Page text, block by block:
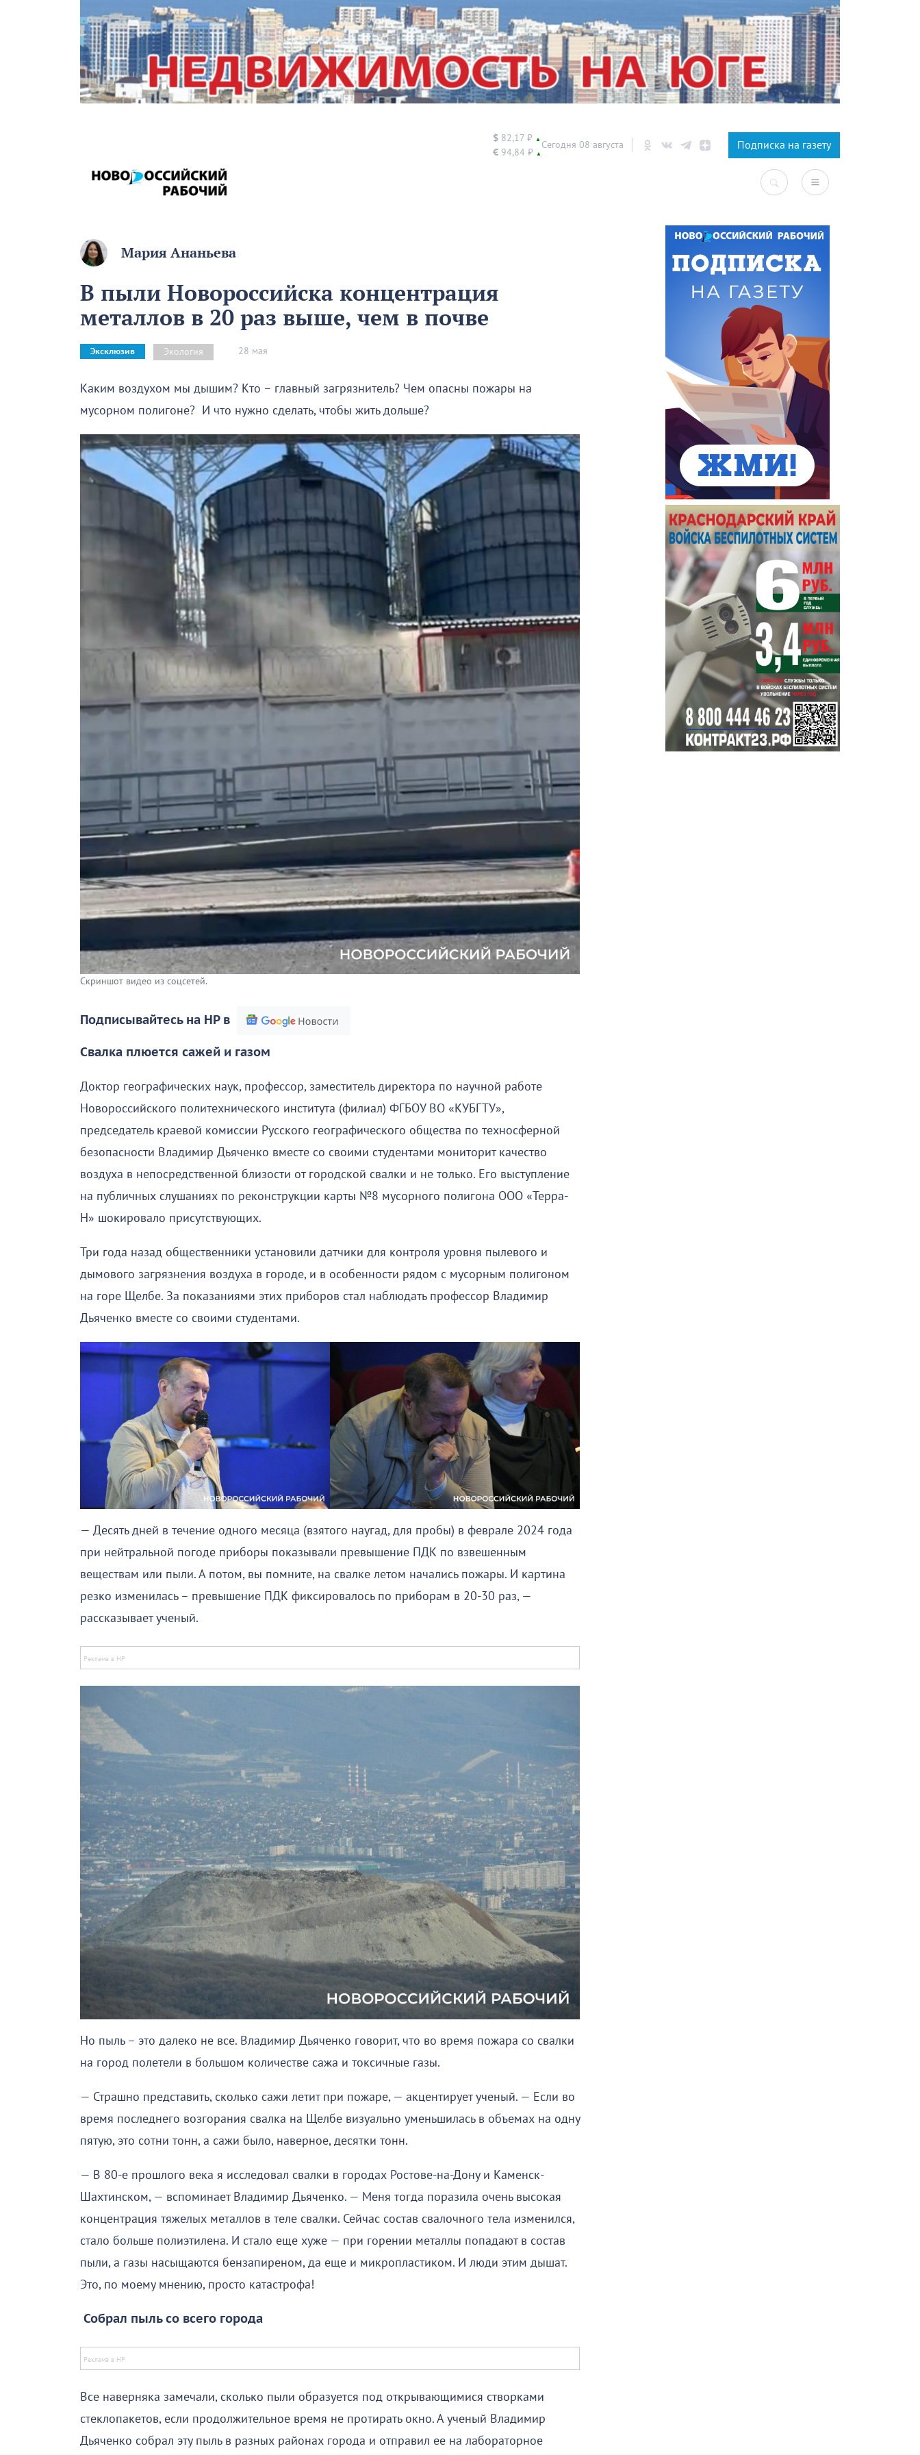
$ 82,17 ₽ ▲
€ 94,84 ₽ ▲
Сегодня 08 августа Подписка на газету
Мария Ананьева
В пыли Новороссийска концентрация
металлов в 20 раз выше, чем в почве
Эксклюзив Экология 28 мая
Каким воздухом мы дышим? Кто – главный загрязнитель? Чем опасны пожары на
мусорном полигоне? И что нужно сделать, чтобы жить дольше?
Скриншот видео из соцсетей.
Подписывайтесь на НР в
Свалка плюется сажей и газом
Доктор географических наук, профессор, заместитель директора по научной работе
Новороссийского политехнического института (филиал) ФГБОУ ВО «КУБГТУ»,
председатель краевой комиссии Русского географического общества по техносферной
безопасности Владимир Дьяченко вместе со своими студентами мониторит качество
воздуха в непосредственной близости от городской свалки и не только. Его выступление
на публичных слушаниях по реконструкции карты №8 мусорного полигона ООО «Терра-
Н» шокировало присутствующих.
Три года назад общественники установили датчики для контроля уровня пылевого и
дымового загрязнения воздуха в городе, и в особенности рядом с мусорным полигоном
на горе Щелбе. За показаниями этих приборов стал наблюдать профессор Владимир
Дьяченко вместе со своими студентами.
— Десять дней в течение одного месяца (взятого наугад, для пробы) в феврале 2024 года
при нейтральной погоде приборы показывали превышение ПДК по взвешенным
веществам или пыли. А потом, вы помните, на свалке летом начались пожары. И картина
резко изменилась – превышение ПДК фиксировалось по приборам в 20-30 раз, —
рассказывает ученый.
Но пыль – это далеко не все. Владимир Дьяченко говорит, что во время пожара со свалки
на город полетели в большом количестве сажа и токсичные газы.
— Страшно представить, сколько сажи летит при пожаре, — акцентирует ученый. — Если во
время последнего возгорания свалка на Щелбе визуально уменьшилась в объемах на одну
пятую, это сотни тонн, а сажи было, наверное, десятки тонн.
— В 80-е прошлого века я исследовал свалки в городах Ростове-на-Дону и Каменск-
Шахтинском, — вспоминает Владимир Дьяченко. — Меня тогда поразила очень высокая
концентрация тяжелых металлов в теле свалки. Сейчас состав свалочного тела изменился,
стало больше полиэтилена. И стало еще хуже — при горении металлы попадают в состав
пыли, а газы насыщаются бензапиреном, да еще и микропластиком. И люди этим дышат.
Это, по моему мнению, просто катастрофа!
Собрал пыль со всего города
Все наверняка замечали, сколько пыли образуется под открывающимися створками
стеклопакетов, если продолжительное время не протирать окно. А ученый Владимир
Дьяченко собрал эту пыль в разных районах города и отправил ее на лабораторное